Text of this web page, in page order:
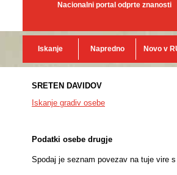
Nacionalni portal odprte znanosti
Iskanje Napredno Novo v
SRETEN DAVIDOV
Iskanje gradiv osebe
Podatki osebe drugje
Spodaj je seznam povezav na tuje vire